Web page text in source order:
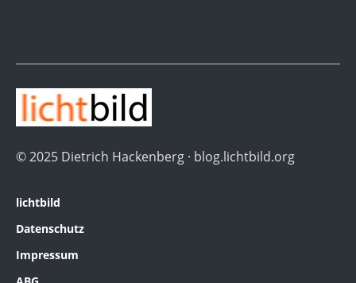
© 2025 Dietrich Hackenberg · blog.lichtbild.org
lichtbild
Datenschutz
Impressum